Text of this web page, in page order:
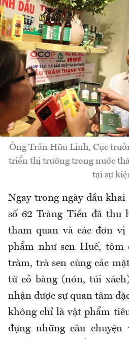
Ông Trần Hữu Linh, Cục
triển thị trường trong nước
tại sự
Ngay trong ngày đầu
số 62 Tràng Tiền đã thu
tham quan và các đơn vị
phẩm như sen Huế, tôm
tràm, trà sen cùng các
từ cỏ bàng (nón, túi
nhận được sự quan tâm
không chỉ là vật phẩm
đựng những câu